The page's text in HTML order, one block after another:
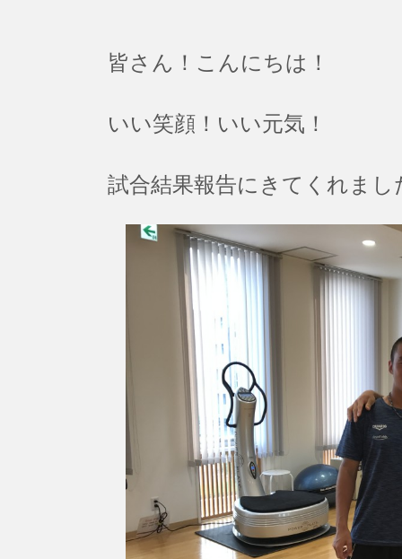
皆さん！こんにちは！
いい笑顔！いい元気！
試合結果報告にきてくれまし